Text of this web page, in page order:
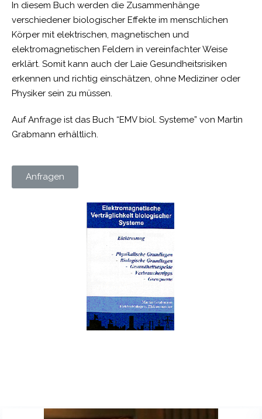
In diesem Buch werden die Zusammenhänge
verschiedener biologischer Effekte im menschlichen
Körper mit elektrischen, magnetischen und
elektromagnetischen Feldern in vereinfachter Weise
erklärt. Somit kann auch der Laie Gesundheitsrisiken
erkennen und richtig einschätzen, ohne Mediziner oder
Physiker sein zu müssen.
Auf Anfrage ist das Buch “EMV biol. Systeme” von Martin
Grabmann erhältlich.
Anfragen